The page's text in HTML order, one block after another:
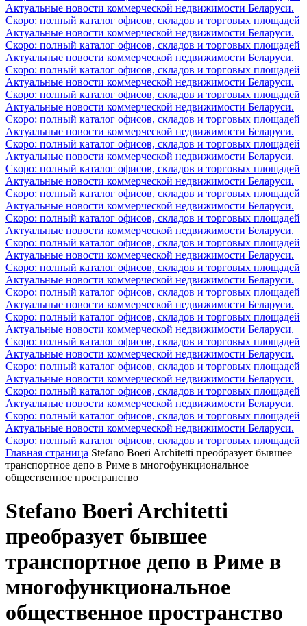
Актуальные новости коммерческой недвижимости Беларуси.
Скоро: полный каталог офисов, складов и торговых площадей
Актуальные новости коммерческой недвижимости Беларуси.
Скоро: полный каталог офисов, складов и торговых площадей
Актуальные новости коммерческой недвижимости Беларуси.
Скоро: полный каталог офисов, складов и торговых площадей
Актуальные новости коммерческой недвижимости Беларуси.
Скоро: полный каталог офисов, складов и торговых площадей
Актуальные новости коммерческой недвижимости Беларуси.
Скоро: полный каталог офисов, складов и торговых площадей
Актуальные новости коммерческой недвижимости Беларуси.
Скоро: полный каталог офисов, складов и торговых площадей
Актуальные новости коммерческой недвижимости Беларуси.
Скоро: полный каталог офисов, складов и торговых площадей
Актуальные новости коммерческой недвижимости Беларуси.
Скоро: полный каталог офисов, складов и торговых площадей
Актуальные новости коммерческой недвижимости Беларуси.
Скоро: полный каталог офисов, складов и торговых площадей
Актуальные новости коммерческой недвижимости Беларуси.
Скоро: полный каталог офисов, складов и торговых площадей
Актуальные новости коммерческой недвижимости Беларуси.
Скоро: полный каталог офисов, складов и торговых площадей
Актуальные новости коммерческой недвижимости Беларуси.
Скоро: полный каталог офисов, складов и торговых площадей
Актуальные новости коммерческой недвижимости Беларуси.
Скоро: полный каталог офисов, складов и торговых площадей
Актуальные новости коммерческой недвижимости Беларуси.
Скоро: полный каталог офисов, складов и торговых площадей
Актуальные новости коммерческой недвижимости Беларуси.
Скоро: полный каталог офисов, складов и торговых площадей
Актуальные новости коммерческой недвижимости Беларуси.
Скоро: полный каталог офисов, складов и торговых площадей
Актуальные новости коммерческой недвижимости Беларуси.
Скоро: полный каталог офисов, складов и торговых площадей
Актуальные новости коммерческой недвижимости Беларуси.
Скоро: полный каталог офисов, складов и торговых площадей
Главная страница Stefano Boeri Architetti преобразует бывшее
транспортное депо в Риме в многофункциональное
общественное пространство
Stefano Boeri Architetti
преобразует бывшее
транспортное депо в Риме в
многофункциональное
общественное пространство